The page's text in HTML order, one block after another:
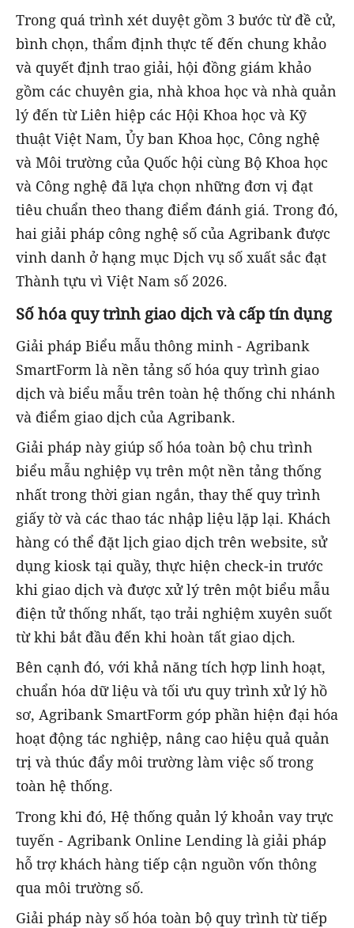
Trong quá trình xét duyệt gồm 3 bước từ đề cử,
bình chọn, thẩm định thực tế đến chung khảo
và quyết định trao giải, hội đồng giám khảo
gồm các chuyên gia, nhà khoa học và nhà quản
lý đến từ Liên hiệp các Hội Khoa học và Kỹ
thuật Việt Nam, Ủy ban Khoa học, Công nghệ
và Môi trường của Quốc hội cùng Bộ Khoa học
và Công nghệ đã lựa chọn những đơn vị đạt
tiêu chuẩn theo thang điểm đánh giá. Trong đó,
hai giải pháp công nghệ số của Agribank được
vinh danh ở hạng mục Dịch vụ số xuất sắc đạt
Thành tựu vì Việt Nam số 2026.
Số hóa quy trình giao dịch và cấp tín dụng
Giải pháp Biểu mẫu thông minh - Agribank
SmartForm là nền tảng số hóa quy trình giao
dịch và biểu mẫu trên toàn hệ thống chi nhánh
và điểm giao dịch của Agribank.
Giải pháp này giúp số hóa toàn bộ chu trình
biểu mẫu nghiệp vụ trên một nền tảng thống
nhất trong thời gian ngắn, thay thế quy trình
giấy tờ và các thao tác nhập liệu lặp lại. Khách
hàng có thể đặt lịch giao dịch trên website, sử
dụng kiosk tại quầy, thực hiện check-in trước
khi giao dịch và được xử lý trên một biểu mẫu
điện tử thống nhất, tạo trải nghiệm xuyên suốt
từ khi bắt đầu đến khi hoàn tất giao dịch.
Bên cạnh đó, với khả năng tích hợp linh hoạt,
chuẩn hóa dữ liệu và tối ưu quy trình xử lý hồ
sơ, Agribank SmartForm góp phần hiện đại hóa
hoạt động tác nghiệp, nâng cao hiệu quả quản
trị và thúc đẩy môi trường làm việc số trong
toàn hệ thống.
Trong khi đó, Hệ thống quản lý khoản vay trực
tuyến - Agribank Online Lending là giải pháp
hỗ trợ khách hàng tiếp cận nguồn vốn thông
qua môi trường số.
Giải pháp này số hóa toàn bộ quy trình từ tiếp